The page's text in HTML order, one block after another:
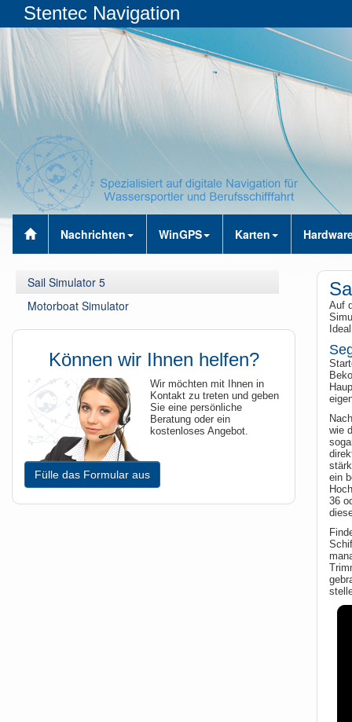
Stentec Navigation
Nachrichten WinGPS Karten
Auf
wie
ein
36
Sail Simulator 5
Motorboat Simulator
Können wir Ihnen helfen?
Wir möchten mit Ihnen in
Kontakt zu treten und geben
Sie eine persönliche
Beratung oder ein
kostenloses Angebot.
Fülle das Formular aus